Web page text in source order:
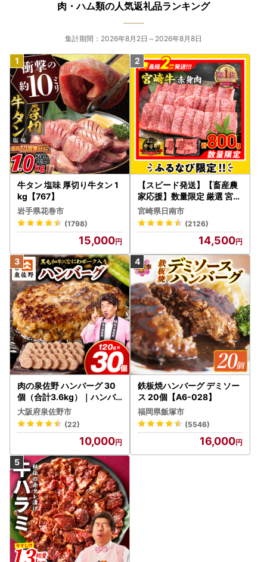
肉・ハム類の人気返礼品ランキング
集計期間：2026年8月2日～2026年8月8日
牛タン 塩味 厚切り牛タン 1
kg【767】
岩手県花巻市
(1798)
15,000
【スピード発送】【畜産農
家応援】数量限定 厳選 宮崎
牛 赤身 焼肉 計800g FN-Li
mited-PR_BDV5-26-2W
宮崎県日南市
(2126)
14,500
肉の泉佐野 ハンバーグ 30
個（合計3.6kg）｜ハンバ
ーグ 訳あり 黒毛和牛×なに
わポーク
大阪府泉佐野市
(22)
10,000
鉄板焼ハンバーグ デミソー
ス 20個【A6-028】
福岡県飯塚市
(5546)
16,000